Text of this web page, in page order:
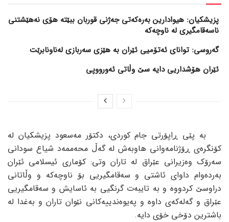
پزیشکیان: هیوادارین بەرەکەتی جەژنی قوربان ببێتە هۆی نەهێشتنی
ناسەقامگیری لە ناوچەکە
گەروسی: توانای ئەتۆمیی ئێران بە هێزی سەربازی لەناونابرێت
ئێران هۆشداریی دایە سێ وڵاتی ئەورووپی
بە پێی ڕاپۆرتی جام کوردی، دکتۆر مەسعود پزیشکیان لە
کۆنگرەی ڕۆژنامەوانی هاوبەش لە گەڵ محەممەد شیاع سودانی
سەرۆک وەزیرانی عێراق لە تاران وتی: کۆماری ئیسلامی ئێران
بەردەوام داوای ئاشتی و سەقامگیریی بۆ ناوچەکە و وڵاتانی
دراوسێ کردووە و بە تایبەت گرنگیی بە ئاسایش و سەقامگیریی
عێراق و گەلەکەی داوە و پەیوەندییەکانی نێوان تاران و بەغدا لە
باشترین دۆخی خۆی دایە.